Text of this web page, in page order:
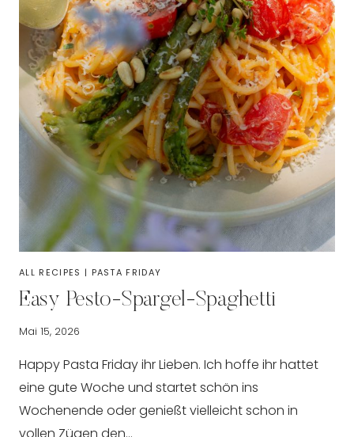
ALL RECIPES | PASTA FRIDAY
Easy Pesto-Spargel-Spaghetti
Mai 15, 2026
Happy Pasta Friday ihr Lieben. Ich hoffe ihr hattet
eine gute Woche und startet schön ins
Wochenende oder genießt vielleicht schon in
vollen Zügen den…